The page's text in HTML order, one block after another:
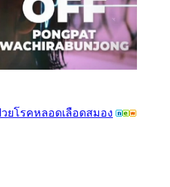
ยโรคหลอดเลือดสมอง